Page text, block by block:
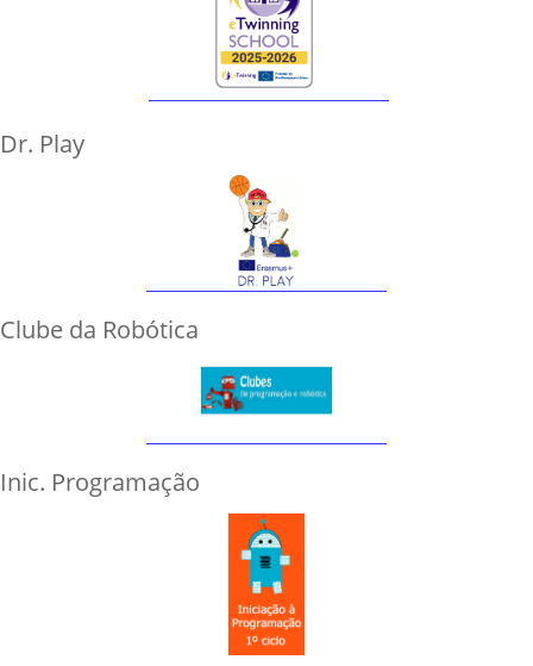
Dr. Play
Clube da Robótica
Inic. Programação